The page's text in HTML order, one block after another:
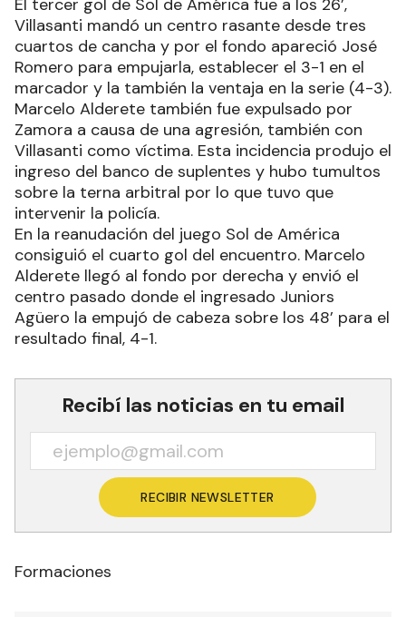
Villasanti mandó un centro rasante desde tres
cuartos de cancha y por el fondo apareció José
Romero para empujarla, establecer el 3-1 en el
marcador y la también la ventaja en la serie (4-3).
Marcelo Alderete también fue expulsado por
Zamora a causa de una agresión, también con
Villasanti como víctima. Esta incidencia produjo el
ingreso del banco de suplentes y hubo tumultos
sobre la terna arbitral por lo que tuvo que
intervenir la policía.
En la reanudación del juego Sol de América
consiguió el cuarto gol del encuentro. Marcelo
Alderete llegó al fondo por derecha y envió el
centro pasado donde el ingresado Juniors
Agüero la empujó de cabeza sobre los 48’ para el
resultado final, 4-1.
Recibí las noticias en tu email
RECIBIR NEWSLETTER
Formaciones